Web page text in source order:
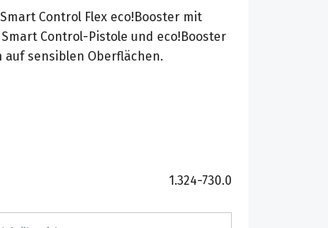
Control Flex eco!Booster mit
Smart Control-Pistole und eco!Booster
sensiblen Oberflächen.
1.324-730.0